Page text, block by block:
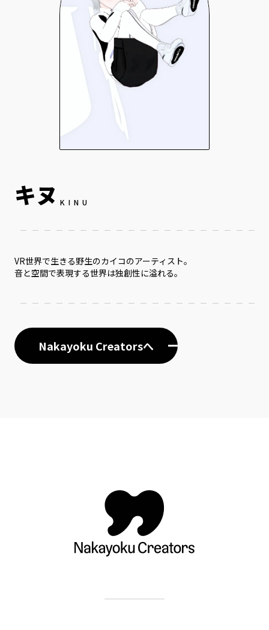
キヌ KINU
VR世界で生きる野生のカイコのアーティスト。
音と空間で表現する世界は独創性に溢れる。
Nakayoku Creatorsへ